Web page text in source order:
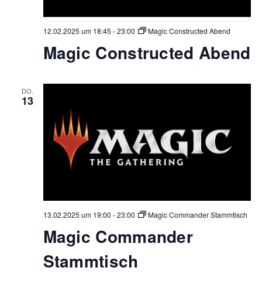
12.02.2025 um 18:45 -23:00 Magic Constructed Abend
Magic Constructed Abend
DO.
13
13.02.2025 um 19:00 -23:00 Magic Commander Stammtisch
Magic Commander
Stammtisch